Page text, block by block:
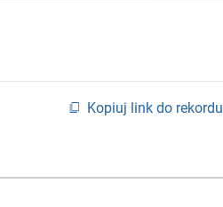
Kopiuj link do rekordu